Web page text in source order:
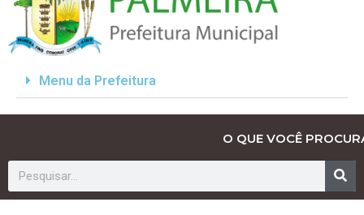
Menu da Prefeitura
O QUE VOCÊ